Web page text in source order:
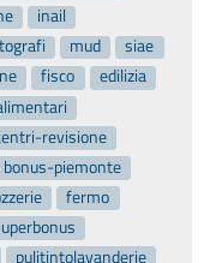
inail
mud
siae
fisco
edilizia
revisione
bonus-piemonte
fermo
pulitintolavanderie